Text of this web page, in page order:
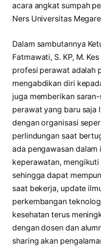
acara angkat sumpah
Ners Universitas
Dalam sambutannya
Fatmawati, S. KP, M.
profesi perawat adalah
mengabdikan diri
juga memberikan
perawat yang baru saja
dengan organisasi
perlindungan saat
ada pengawasan
keperawatan, mengikuti
sehingga dapat
saat bekerja, update
perkembangan
kesehatan terus
dengan dosen dan
sharing akan